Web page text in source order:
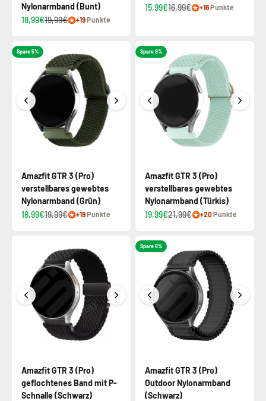
Nylonarmband (Bunt)
18,99€19,99€ +19Punkte
15,99€16,99€ +16Punkte
Spare 5%
Amazfit GTR 3 (Pro)
verstellbares gewebtes
Nylonarmband (Grün)
18,99€19,99€ +19Punkte
Spare 9%
Amazfit GTR 3 (Pro)
verstellbares gewebtes
Nylonarmband (Türkis)
19,99€21,99€ +20Punkte
Amazfit GTR 3 (Pro)
geflochtenes Band mit P-
Schnalle (Schwarz)
Spare 6%
Amazfit GTR 3 (Pro)
Outdoor Nylonarmband
(Schwarz)